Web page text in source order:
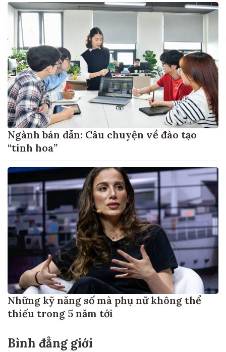
Ngành bán dẫn: Câu chuyện về đào tạo
“tinh hoa”
Những kỹ năng số mà phụ nữ không thể
thiếu trong 5 năm tới
Bình đẳng giới